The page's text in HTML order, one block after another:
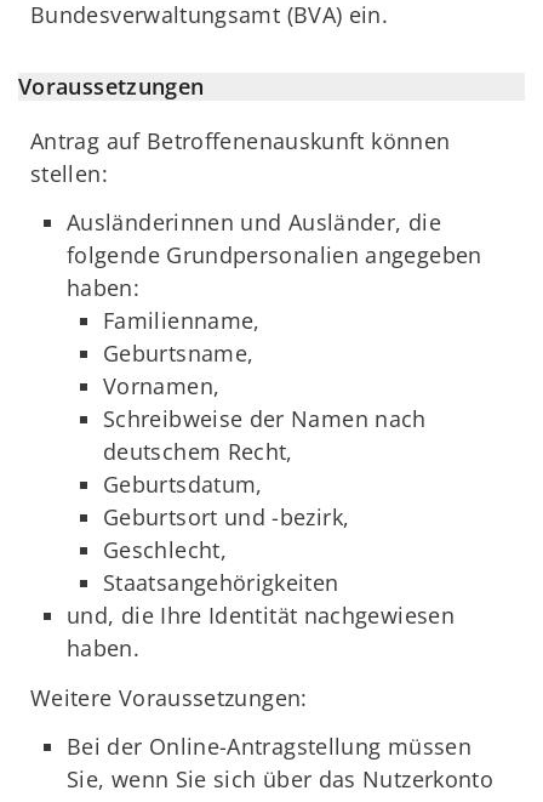
Bundesverwaltungsamt (BVA) ein.
Voraussetzungen
Antrag auf Betroffenenauskunft können
stellen:
Ausländerinnen und Ausländer, die
folgende Grundpersonalien angegeben
haben:
Familienname,
Geburtsname,
Vornamen,
Schreibweise der Namen nach
deutschem Recht,
Geburtsdatum,
Geburtsort und -bezirk,
Geschlecht,
Staatsangehörigkeiten
und, die Ihre Identität nachgewiesen
haben.
Weitere Voraussetzungen:
Bei der Online-Antragstellung müssen
Sie, wenn Sie sich über das Nutzerkonto